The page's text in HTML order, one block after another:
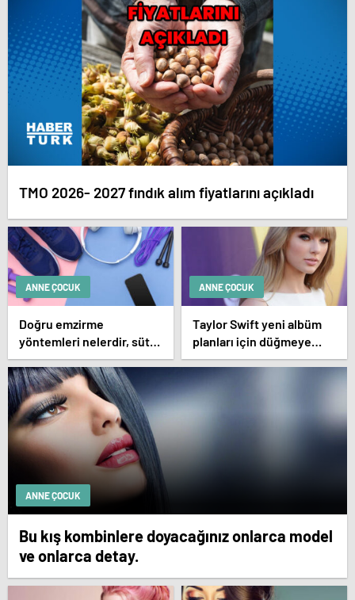
TMO 2026- 2027 fındık alım fiyatlarını açıkladı
ANNE ÇOCUK
Doğru emzirme
yöntemleri nelerdir, sütün
yettiği nasıl anlaşılır?
ANNE ÇOCUK
Taylor Swift yeni albüm
planları için düğmeye
bastığını sosyal
medyadan duyurdu!
ANNE ÇOCUK
Bu kış kombinlere doyacağınız onlarca model
ve onlarca detay.